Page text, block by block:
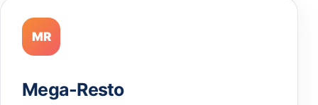
MR
Mega-Resto